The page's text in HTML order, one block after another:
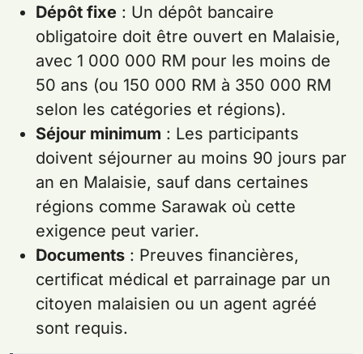
Dépôt fixe : Un dépôt bancaire
obligatoire doit être ouvert en Malaisie,
avec 1 000 000 RM pour les moins de
50 ans (ou 150 000 RM à 350 000 RM
selon les catégories et régions).
Séjour minimum : Les participants
doivent séjourner au moins 90 jours par
an en Malaisie, sauf dans certaines
régions comme Sarawak où cette
exigence peut varier.
Documents : Preuves financières,
certificat médical et parrainage par un
citoyen malaisien ou un agent agréé
sont requis.